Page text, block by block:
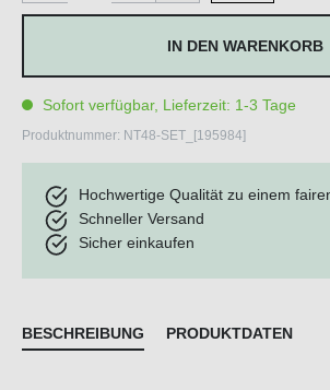
IN DEN WARENKORB
Sofort verfügbar, Lieferzeit: 1-3 Tage
Produktnummer: NT48-SET_[195984]
Hochwertige Qualität zu einem
Schneller Versand
Sicher einkaufen
BESCHREIBUNG PRODUKTDATEN